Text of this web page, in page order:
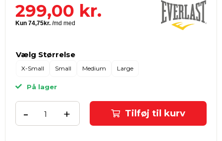
299,00 kr.
Vælg Størrelse
X-Small Small Medium Large
På lager
+
- Tilføj til kurv